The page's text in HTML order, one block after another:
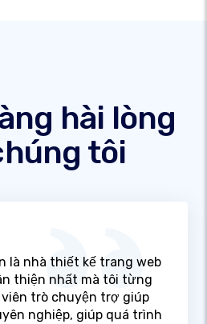
hài lòng
tôi
là nhà thiết kế trang web
thiện nhất mà tôi từng
viên trò chuyện trợ giúp
nghiệp, giúp quá trình